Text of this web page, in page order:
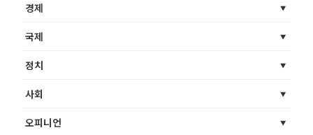
경제
국제
정치
사회
오피니언